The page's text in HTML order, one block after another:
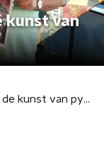
kunst van
Andrè Mooij beoefent de kunst van pyrografie